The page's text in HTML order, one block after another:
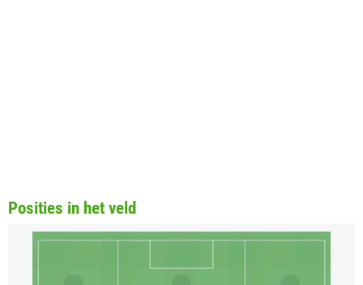
Posities in het veld